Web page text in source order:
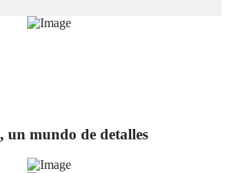
un mundo de detalles